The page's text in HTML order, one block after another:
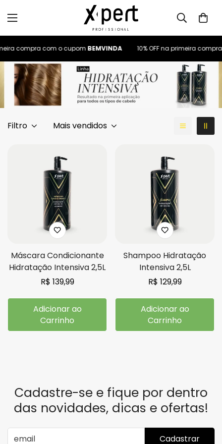
compra com o cupom BEMVINDA 10% OFF na primeira
Filtro Mais vendidos
Máscara Condicionante
Hidratação Intensiva 2,5L
Preço
R$ 139,99
Adicionar ao
Carrinho
Shampoo Hidratação
Intensiva 2,5L
Preço
R$ 129,99
Adicionar ao
Carrinho
Cadastre-se e fique por dentro
das novidades, dicas e ofertas!
Cadastrar
Confirm your age
Are you 18 years old or older?